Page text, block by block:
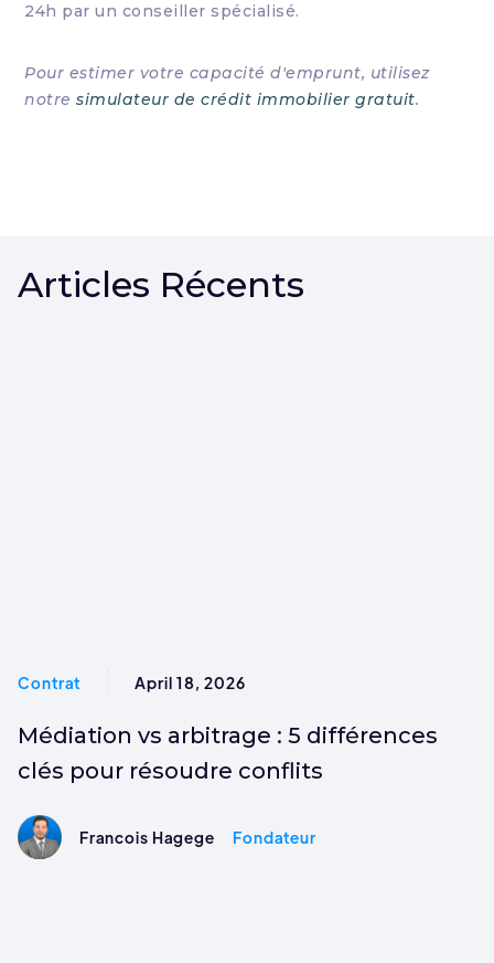
24h par un conseiller spécialisé.
Pour estimer votre capacité d'emprunt, utilisez
notresimulateur de crédit immobilier gratuit.
Articles Récents
Contrat April 18, 2026
Médiation vs arbitrage : 5 différences
clés pour résoudre conflits
Francois Hagege Fondateur